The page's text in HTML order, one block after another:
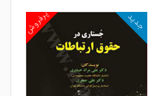
پرفروش جدید